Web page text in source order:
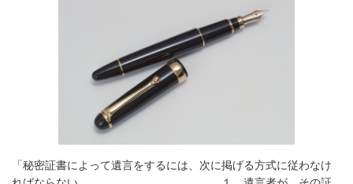
「秘密証書によって遺言をするには、次に掲げる方式に従わなけ